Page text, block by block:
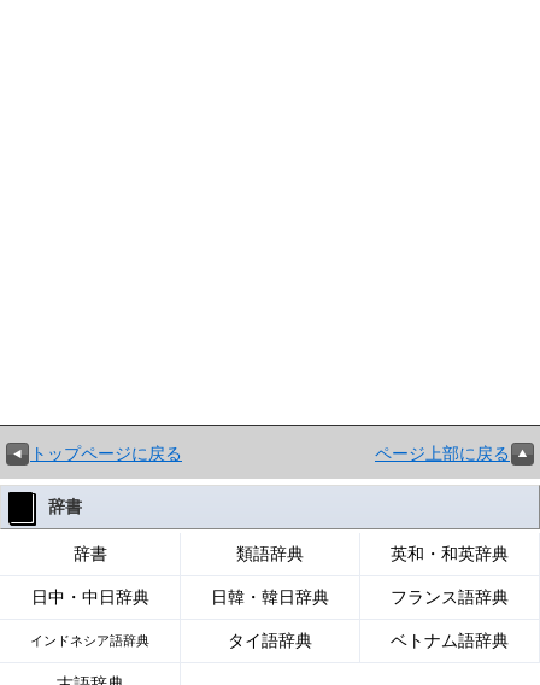
トップページに戻る ページ上部に戻る
辞書
辞書 類語辞典 英和・和英辞典
日中・中日辞典 日韓・韓日辞典 フランス語辞典
インドネシア語辞典 タイ語辞典 ベトナム語辞典